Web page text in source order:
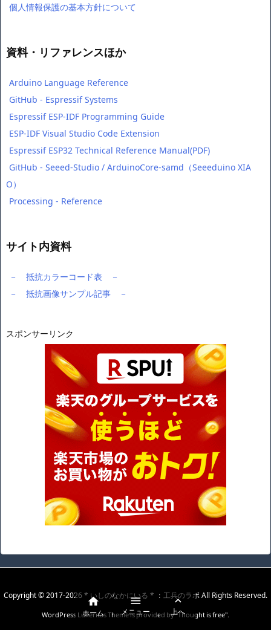
個人情報保護の基本方針について
資料・リファレンスほか
Arduino Language Reference
GitHub - Espressif Systems
Espressif ESP-IDF Programming Guide
ESP-IDF Visual Studio Code Extension
Espressif ESP32 Technical Reference Manual(PDF)
GitHub - Seeed-Studio / ArduinoCore-samd（Seeeduino XIA
O）
Processing - Reference
サイト内資料
－ 抵抗カラーコード表 －
－ 抵抗画像サンプル記事 －
スポンサーリンク
Copyright ©2017-2026* いしのなかにいる * ：工兵のラボAll Rights Reserved.
WordPress Luxeritas Theme is provided by "Thought is free".

ホーム

メニュー

上へ